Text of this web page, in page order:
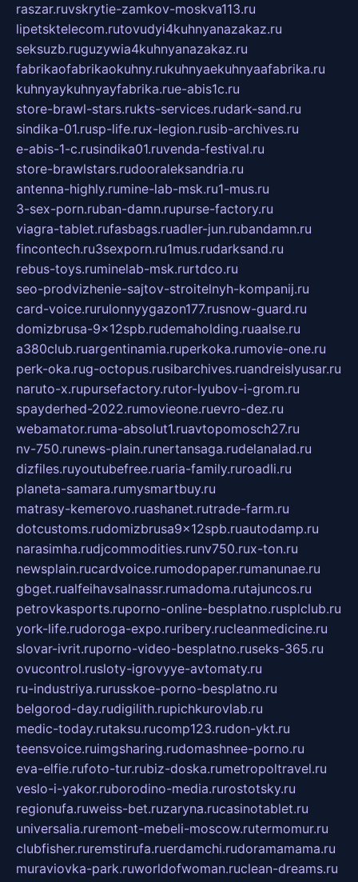
raszar.ruvskrytie-zamkov-moskva113.ru
lipetsktelecom.rutovudyi4kuhnyanazakaz.ru
seksuzb.ruguzywia4kuhnyanazakaz.ru
fabrikaofabrikaokuhny.rukuhnyaekuhnyaafabrika.ru
kuhnyaykuhnyayfabrika.rue-abis1c.ru
store-brawl-stars.rukts-services.rudark-sand.ru
sindika-01.rusp-life.rux-legion.rusib-archives.ru
e-abis-1-c.rusindika01.ruvenda-festival.ru
store-brawlstars.rudooraleksandria.ru
antenna-highly.rumine-lab-msk.ru1-mus.ru
3-sex-porn.ruban-damn.rupurse-factory.ru
viagra-tablet.rufasbags.ruadler-jun.rubandamn.ru
fincontech.ru3sexporn.ru1mus.rudarksand.ru
rebus-toys.ruminelab-msk.rurtdco.ru
seo-prodvizhenie-sajtov-stroitelnyh-kompanij.ru
card-voice.rurulonnyygazon177.rusnow-guard.ru
domizbrusa-9x12spb.rudemaholding.ruaalse.ru
a380club.ruargentinamia.ruperkoka.rumovie-one.ru
perk-oka.rug-octopus.rusibarchives.ruandreislyusar.ru
naruto-x.rupursefactory.rutor-lyubov-i-grom.ru
spayderhed-2022.rumovieone.ruevro-dez.ru
webamator.ruma-absolut1.ruavtopomosch27.ru
nv-750.runews-plain.runertansaga.rudelanalad.ru
dizfiles.ruyoutubefree.ruaria-family.ruroadli.ru
planeta-samara.rumysmartbuy.ru
matrasy-kemerovo.ruashanet.rutrade-farm.ru
dotcustoms.rudomizbrusa9x12spb.ruautodamp.ru
narasimha.rudjcommodities.runv750.rux-ton.ru
newsplain.rucardvoice.rumodopaper.rumanunae.ru
gbget.rualfeihavsalnassr.rumadoma.rutajuncos.ru
petrovkasports.ruporno-online-besplatno.rusplclub.ru
york-life.rudoroga-expo.ruribery.rucleanmedicine.ru
slovar-ivrit.ruporno-video-besplatno.ruseks-365.ru
ovucontrol.rusloty-igrovyye-avtomaty.ru
ru-industriya.rurusskoe-porno-besplatno.ru
belgorod-day.rudigilith.rupichkurovlab.ru
medic-today.rutaksu.rucomp123.rudon-ykt.ru
teensvoice.ruimgsharing.rudomashnee-porno.ru
eva-elfie.rufoto-tur.rubiz-doska.rumetropoltravel.ru
veslo-i-yakor.ruborodino-media.rurostotsky.ru
regionufa.ruweiss-bet.ruzaryna.rucasinotablet.ru
universalia.ruremont-mebeli-moscow.rutermomur.ru
clubfisher.ruremstirufa.ruerdamchi.rudoramamama.ru
muraviovka-park.ruworldofwoman.ruclean-dreams.ru